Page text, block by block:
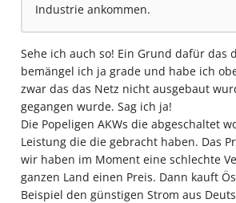
Industrie ankommen.
Sehe ich auch so! Ein Grund dafür das
bemängel ich ja grade und habe ich
zwar das das Netz nicht ausgebaut
gegangen wurde. Sag ich ja!
Die Popeligen AKWs die abgeschaltet
Leistung die die gebracht haben. Das
wir haben im Moment eine schlechte
ganzen Land einen Preis. Dann kauft
Beispiel den günstigen Strom aus